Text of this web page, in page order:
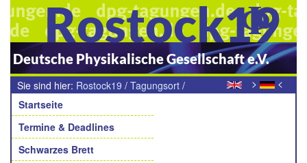
Rostock19
Deutsche Physikalische Gesellschaft e.V.
> <
Sie sind hier: Rostock19 / Tagungsort /
Haftungsausschluss
Navigation
Startseite
Termine & Deadlines
Schwarzes Brett